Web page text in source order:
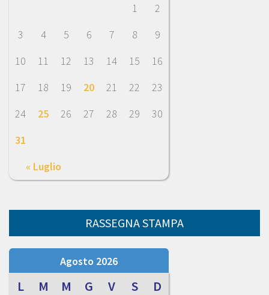
« Luglio
1
2
3
4 5 6 7 8
9
10
11 12 13 14 15
16
17
18 19 20 21 22
23
24
25 26 27 28 29
30
31
RASSEGNA STAMPA
Agosto 2026
L M M G V S D